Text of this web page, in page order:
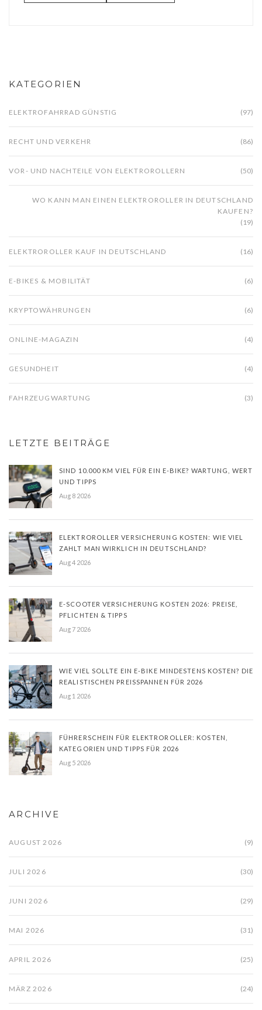
KATEGORIEN
ELEKTROFAHRRAD GÜNSTIG (97)
RECHT UND VERKEHR (86)
VOR- UND NACHTEILE VON ELEKTROROLLERN (50)
WO KANN MAN EINEN ELEKTROROLLER IN DEUTSCHLAND
KAUFEN?
(19)
ELEKTROROLLER KAUF IN DEUTSCHLAND (16)
E-BIKES & MOBILITÄT (6)
KRYPTOWÄHRUNGEN (6)
ONLINE-MAGAZIN (4)
GESUNDHEIT (4)
FAHRZEUGWARTUNG (3)
LETZTE BEITRÄGE
SIND 10.000 KM VIEL FÜR EIN E-BIKE? WARTUNG, WERT
UND TIPPS
Aug 8 2026
ELEKTROROLLER VERSICHERUNG KOSTEN: WIE VIEL
ZAHLT MAN WIRKLICH IN DEUTSCHLAND?
Aug 4 2026
E-SCOOTER VERSICHERUNG KOSTEN 2026: PREISE,
PFLICHTEN & TIPPS
Aug 7 2026
WIE VIEL SOLLTE EIN E-BIKE MINDESTENS KOSTEN? DIE
REALISTISCHEN PREISSPANNEN FÜR 2026
Aug 1 2026
FÜHRERSCHEIN FÜR ELEKTROROLLER: KOSTEN,
KATEGORIEN UND TIPPS FÜR 2026
Aug 5 2026
ARCHIVE
AUGUST 2026 (9)
JULI 2026 (30)
JUNI 2026 (29)
MAI 2026 (31)
APRIL 2026 (25)
MÄRZ 2026 (24)